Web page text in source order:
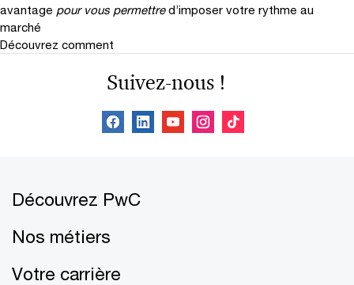
avantage pour vous permettre d’imposer votre rythme au
marché
Découvrez comment
Suivez-nous !
Découvrez PwC
Nos métiers
Votre carrière